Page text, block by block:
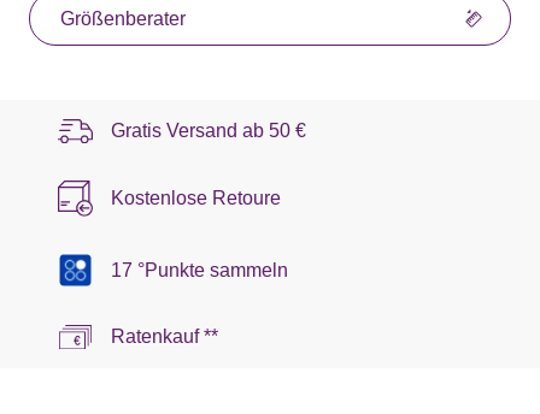
Größenberater
Gratis Versand ab 50 €
Kostenlose Retoure
17 °Punkte sammeln
Ratenkauf **